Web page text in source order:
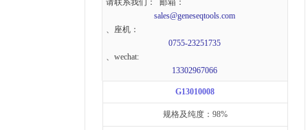
请联系我们： 邮箱：
sales@geneseqtools.com
、座机：
0755-23251735
、wechat:
13302967066
G13010008
规格及纯度：98%